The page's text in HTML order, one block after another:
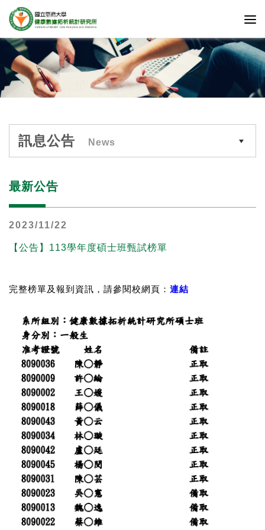
訊息公告 News
最新公告
2023/11/22
【公告】113學年度碩士班甄試榜單
完整榜單及報到資訊，請參閱校網頁： 連結